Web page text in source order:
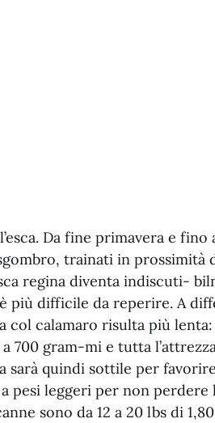
Da fine primavera e fino
trainati in
regina diventa indiscuti-
più difficile da reperire. A
col calamaro risulta più
700 gram-mi e tutta
sarà quindi sottile per
pesi leggeri per non perdere
sono da 12 a 20 lbs di